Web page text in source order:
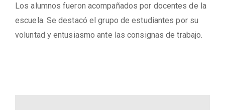
Los alumnos fueron acompañados por docentes de la
escuela. Se destacó el grupo de estudiantes por su
voluntad y entusiasmo ante las consignas de trabajo.